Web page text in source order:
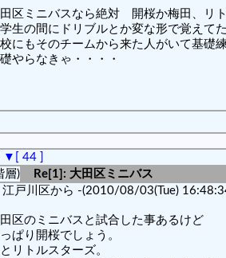
区ミニバスなら絶対 開桜か梅田、リト
生の間にドリブルとか変な形で覚えて
にもそのチームから来た人がいて基礎
やらなきゃ・・・・
▼[ 44 ]
層)
Re[1]: 大田区ミニバス
戸川区から -(2010/08/03(Tue)
区のミニバスと試合した事あるけど
ぱり開桜でしょう。
リトルスターズ。